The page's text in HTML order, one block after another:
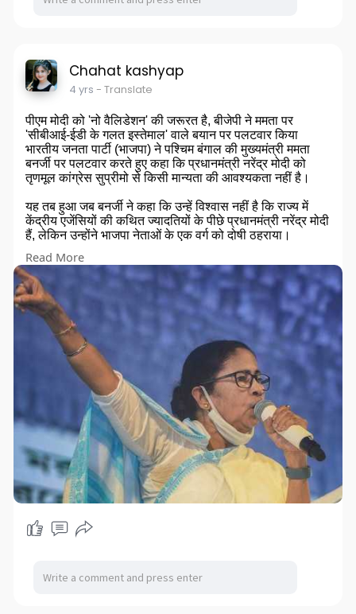
Chahat kashyap
4 yrs - Translate
पीएम मोदी को 'नो वैलिडेशन' की जरूरत है, बीजेपी ने ममता पर
'सीबीआई-ईडी के गलत इस्तेमाल' वाले बयान पर पलटवार किया
भारतीय जनता पार्टी (भाजपा) ने पश्चिम बंगाल की मुख्यमंत्री ममता
बनर्जी पर पलटवार करते हुए कहा कि प्रधानमंत्री नरेंद्र मोदी को
तृणमूल कांग्रेस सुप्रीमो से किसी मान्यता की आवश्यकता नहीं है।
यह तब हुआ जब बनर्जी ने कहा कि उन्हें विश्वास नहीं है कि राज्य में
केंद्रीय एजेंसियों की कथित ज्यादतियों के पीछे प्रधानमंत्री नरेंद्र मोदी
हैं, लेकिन उन्होंने भाजपा नेताओं के एक वर्ग को दोषी ठहराया।
भाजपा आईटी सेल के प्रमुख और पार्टी के पश्चिम बंगाल के सह-प्रभारी
अमित मालवीय ने ट्विटर पर कहा कि बनर्जी की पूरी सरकार, शीर्ष
मंत्री, पार्टी पदाधिकारी और तत्काल परिवार केंद्रीय एजेंसियों के रडार
पर है क्योंकि अदालत ने जांच का आदेश दिया है।
Read More